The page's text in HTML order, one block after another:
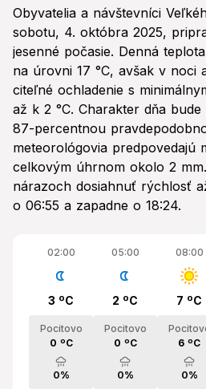
Obyvatelia a návštevníci
sobotu, 4. októbra 2025,
jesenné počasie. Denná
na úrovni 17 °C, avšak v noci
citeľné ochladenie s
až k 2 °C. Charakter dňa
87-percentnou
meteorológovia predpovedajú
celkovým úhrnom okolo 2
nárazoch dosiahnuť rýchlosť
o 06:55 a zapadne o 18:24.
02:00
3 ºC
Pocitovo
0 ºC
0%
05:00
2 ºC
Pocitovo
0 ºC
0%
08:00
7 ºC
6 ºC
0%